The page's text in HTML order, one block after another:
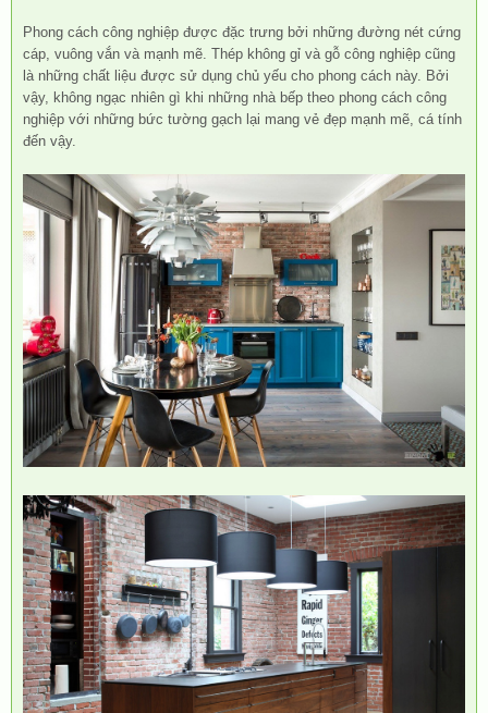
Phong cách công nghiệp được đặc trưng bởi những đường nét cứng
cáp, vuông vắn và mạnh mẽ. Thép không gỉ và gỗ công nghiệp cũng
là những chất liệu được sử dụng chủ yếu cho phong cách này. Bởi
vậy, không ngạc nhiên gì khi những nhà bếp theo phong cách công
nghiệp với những bức tường gạch lại mang vẻ đẹp mạnh mẽ, cá tính
đến vậy.